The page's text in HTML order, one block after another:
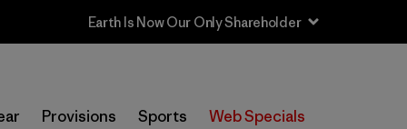
Earth Is Now Our Only Shareholder
Provisions Sports Web Specials
Selecciona una tienda